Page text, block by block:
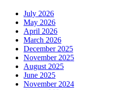
July 2026
May 2026
April 2026
March 2026
December 2025
November 2025
August 2025
June 2025
November 2024